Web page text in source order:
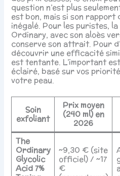
question n’est plus
est bon, mais si son
inégalé. Pour les puristes,
Ordinary, avec son aloès
conserve son attrait. Pour
découvrir une efficacité
est tentante. L’important
éclairé, basé sur vos
votre peau.
Soin
exfoliant
Prix moyen
(240 ml) en
2026
The
Ordinary
Glycolic
Acid 7%
~9,30 € (site
officiel) / ~17
€